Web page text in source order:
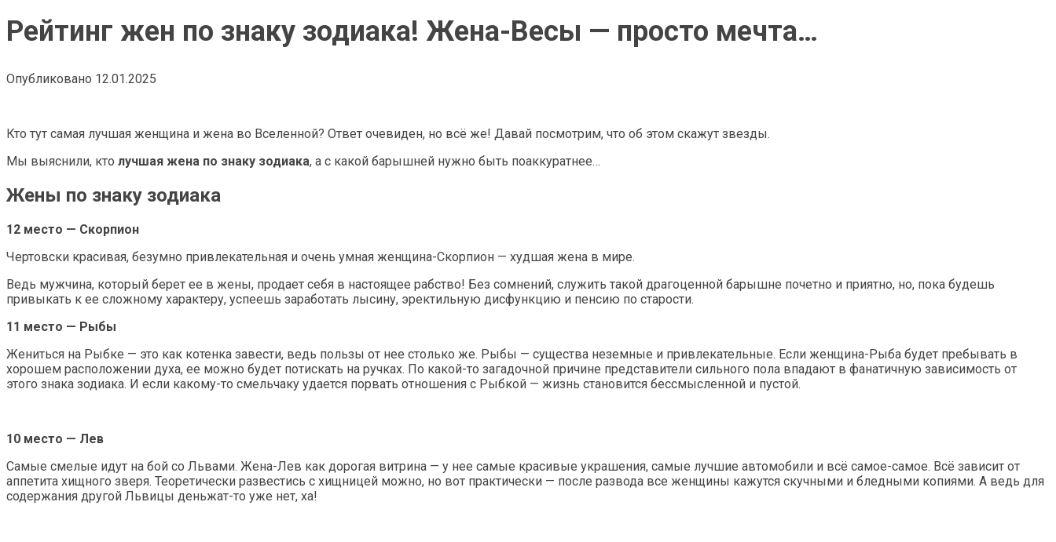
Рейтинг жен по знаку зодиака! Жена-Весы — просто мечта…
Опубликовано 12.01.2025
Кто тут самая лучшая женщина и жена во Вселенной? Ответ очевиден, но всё же! Давай посмотрим, что об этом скажут звезды.
Мы выяснили, кто лучшая жена по знаку зодиака, а с какой барышней нужно быть поаккуратнее…
Жены по знаку зодиака
12 место — Скорпион
Чертовски красивая, безумно привлекательная и очень умная женщина-Скорпион — худшая жена в мире.
Ведь мужчина, который берет ее в жены, продает себя в настоящее рабство! Без сомнений, служить такой драгоценной барышне почетно и приятно, но, пока будешь
привыкать к ее сложному характеру, успеешь заработать лысину, эректильную дисфункцию и пенсию по старости.
11 место — Рыбы
Жениться на Рыбке — это как котенка завести, ведь пользы от нее столько же. Рыбы — существа неземные и привлекательные. Если женщина-Рыба будет пребывать в
хорошем расположении духа, ее можно будет потискать на ручках. По какой-то загадочной причине представители сильного пола впадают в фанатичную зависимость от
этого знака зодиака. И если какому-то смельчаку удается порвать отношения с Рыбкой — жизнь становится бессмысленной и пустой.
10 место — Лев
Самые смелые идут на бой со Львами. Жена-Лев как дорогая витрина — у нее самые красивые украшения, самые лучшие автомобили и всё самое-самое. Всё зависит от
аппетита хищного зверя. Теоретически развестись с хищницей можно, но вот практически — после развода все женщины кажутся скучными и бледными копиями. А ведь для
содержания другой Львицы деньжат-то уже нет, ха!